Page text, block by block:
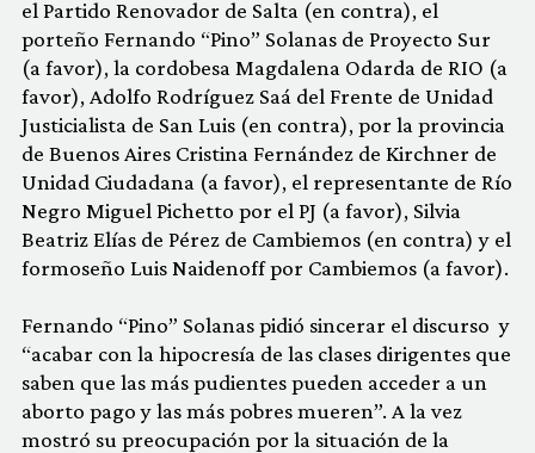
el Partido Renovador de Salta (en contra), el
porteño Fernando “Pino” Solanas de Proyecto Sur
(a favor), la cordobesa Magdalena Odarda de RIO (a
favor), Adolfo Rodríguez Saá del Frente de Unidad
Justicialista de San Luis (en contra), por la provincia
de Buenos Aires Cristina Fernández de Kirchner de
Unidad Ciudadana (a favor), el representante de Río
Negro Miguel Pichetto por el PJ (a favor), Silvia
Beatriz Elías de Pérez de Cambiemos (en contra) y el
formoseño Luis Naidenoff por Cambiemos (a favor).
Fernando “Pino” Solanas pidió sincerar el discurso y
“acabar con la hipocresía de las clases dirigentes que
saben que las más pudientes pueden acceder a un
aborto pago y las más pobres mueren”. A la vez
mostró su preocupación por la situación de la